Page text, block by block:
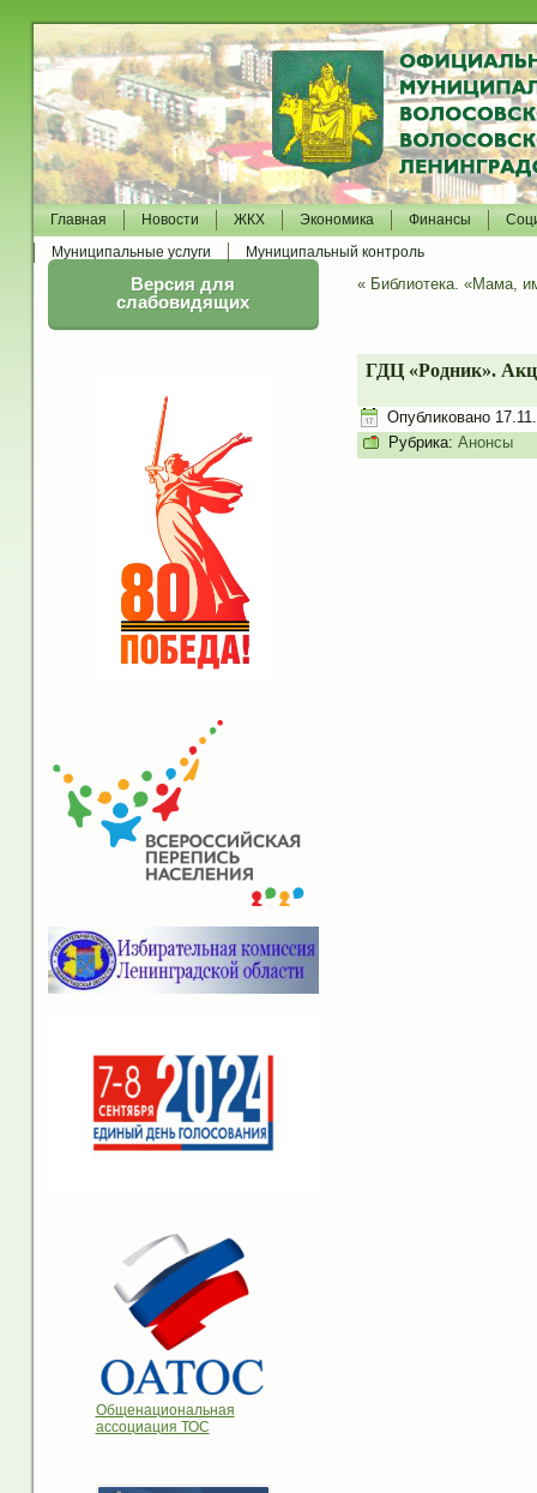
Главная Новости ЖКХ Экономика Финансы
Муниципальные услуги
Муниципальный контроль
Версия для
слабовидящих
Общенациональная
ассоциация ТОС
« Библиотека. «Мама,
ГДЦ «Родник».
Опубликовано
Рубрика: Анонсы